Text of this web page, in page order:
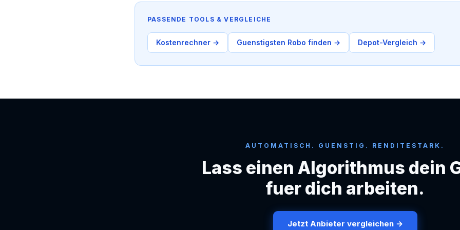
PASSENDE TOOLS & VERGLEICHE
Kostenrechner → Guenstigsten Robo finden → Depot-Vergleich →
AUTOMATISCH. GUENSTIG. RENDITESTARK.
Lass einen Algorithmus dein
fuer dich arbeiten.
Jetzt Anbieter vergleichen →